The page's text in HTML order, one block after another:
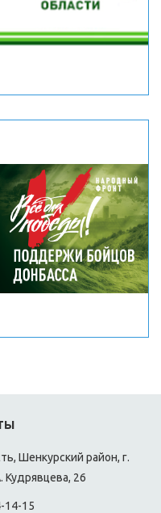
Шенкурский район, г.
Кудрявцева, 26
14-15